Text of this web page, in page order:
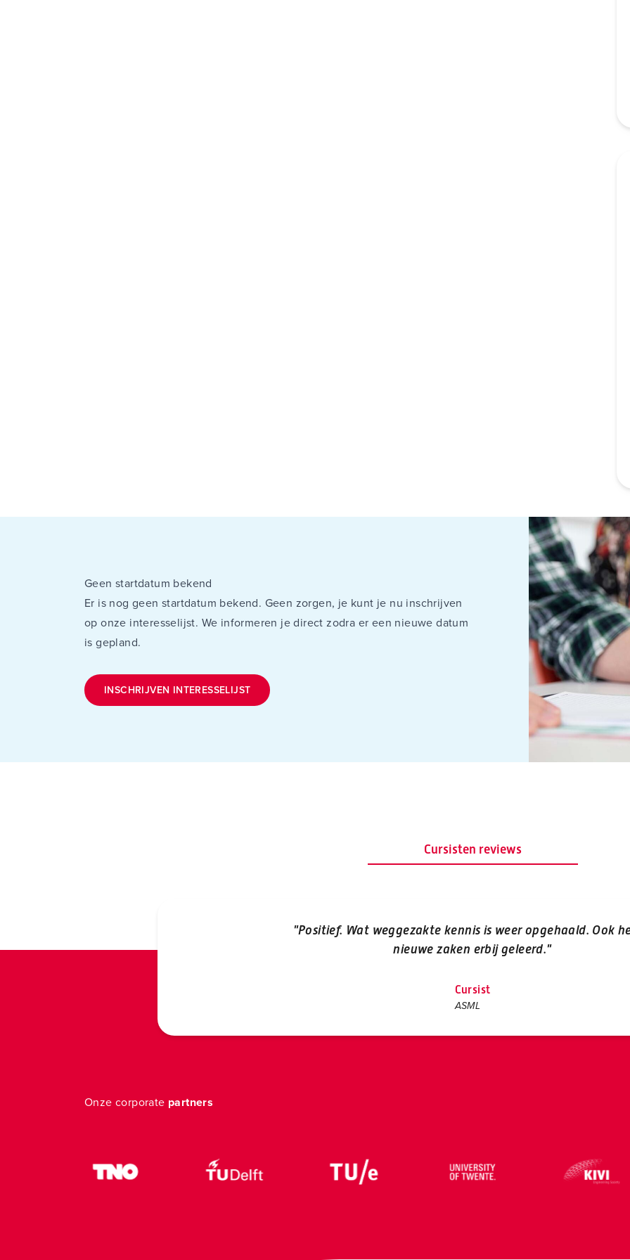
Geen startdatum bekend
Er is nog geen startdatum bekend. Geen zorgen, je kunt je nu inschrijven
op onze interesselijst. We informeren je direct zodra er een nieuwe datum
is gepland.
INSCHRIJVEN INTERESSELIJST
Cursisten reviews
"Positief. Wat weggezakte kennis is weer opgehaald. Ook
nieuwe zaken erbij geleerd."
Cursist
ASML
Onze corporate partners